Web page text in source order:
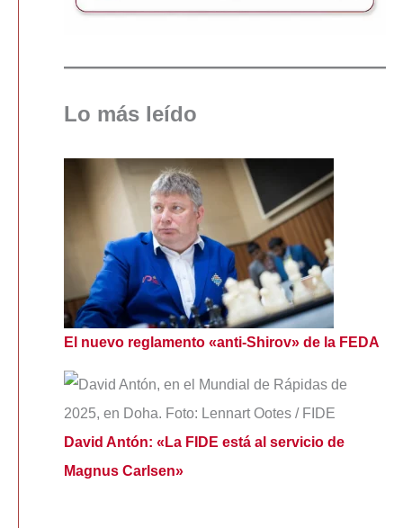
Lo más leído
El nuevo reglamento «anti-Shirov» de la FEDA
David Antón: «La FIDE está al servicio de
Magnus Carlsen»